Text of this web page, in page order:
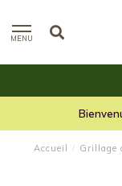
MENU
Accueil / Grillage